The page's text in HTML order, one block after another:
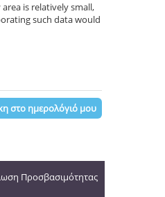
is relatively small,
such data would
στο ημερολόγιό μου
Προσβασιμότητας